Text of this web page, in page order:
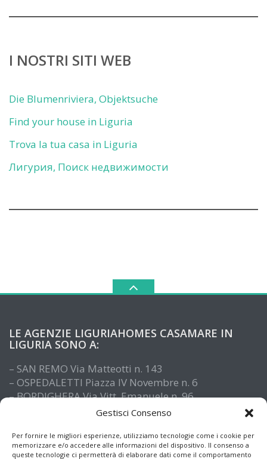
Gestisci Consenso
Per fornire le migliori esperienze, utilizziamo tecnologie come i cookie per
memorizzare e/o accedere alle informazioni del dispositivo. Il consenso a
queste tecnologie ci permetterà di elaborare dati come il comportamento
I NOSTRI SITI WEB
Die Blumenriviera, Objektsuche
Find your house in Liguria
Trova la tua casa in Liguria
Лигурия, Поиск недвижимости
LE AGENZIE LIGURIAHOMES CASAMARE IN
LIGURIA SONO A:
– SAN REMO Via Matteotti n. 143
– OSPEDALETTI Piazza IV Novembre n. 6
– BORDIGHERA Via Vitt. Emanuele n. 96
– IMPERIA Piazza De Amicis n. 15
– ALASSIO Via XX Settembre n. 61